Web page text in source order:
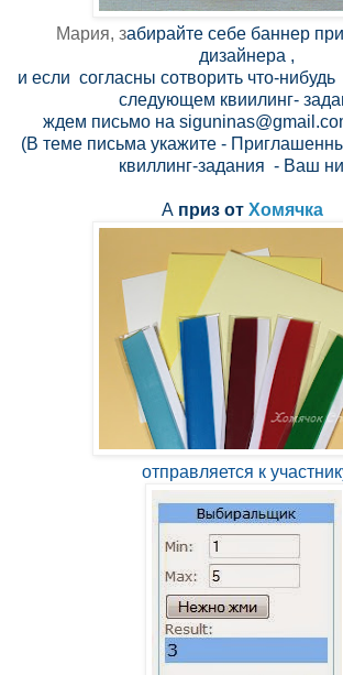
Мария, забирайте себе баннер
дизайнера ,
и если согласны сотворить что-
следующем квиилинг-
ждем письмо на
(В теме письма укажите -
квиллинг-задания - Ваш
А приз от Хомячка
отправляется к